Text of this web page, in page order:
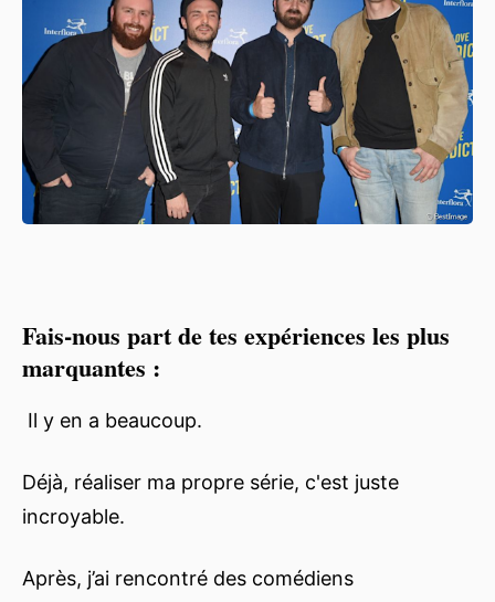
Fais-nous part de tes expériences les plus
marquantes :
Il y en a beaucoup.
Déjà, réaliser ma propre série, c'est juste
incroyable.
Après, j’ai rencontré des comédiens